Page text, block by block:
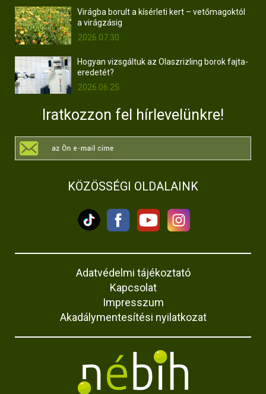
Virágba borult a kísérleti kert – vetőmagoktól
a virágzásig
2026.07.30.
Hogyan vizsgáltuk az Olaszrizling borok fajta-
eredetét?
2026.06.25.
Iratkozzon fel hírlevelünkre!
KÖZÖSSÉGI OLDALAINK
Adatvédelmi tájékoztató
Kapcsolat
Impresszum
Akadálymentesítési nyilatkozat